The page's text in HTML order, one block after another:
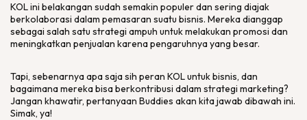
KOL ini belakangan sudah semakin populer dan sering diajak
berkolaborasi dalam pemasaran suatu bisnis. Mereka dianggap
sebagai salah satu strategi ampuh untuk melakukan promosi dan
meningkatkan penjualan karena pengaruhnya yang besar.
Tapi, sebenarnya apa saja sih peran KOL untuk bisnis, dan
bagaimana mereka bisa berkontribusi dalam strategi marketing?
Jangan khawatir, pertanyaan Buddies akan kita jawab dibawah ini.
Simak, ya!